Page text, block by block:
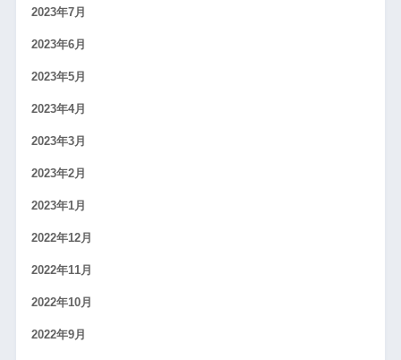
2023年7月
2023年6月
2023年5月
2023年4月
2023年3月
2023年2月
2023年1月
2022年12月
2022年11月
2022年10月
2022年9月